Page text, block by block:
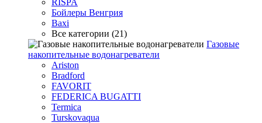
RISPA
Бойлеры Венгрия
Baxi
Все категории (21)
Газовые
накопительные водонагреватели
Ariston
Bradford
FAVORIT
FEDERICA BUGATTI
Termica
Turskovaqua